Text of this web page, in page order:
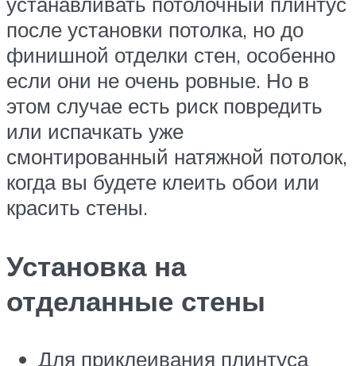
после установки потолка, но до
финишной отделки стен, особенно
если они не очень ровные. Но в
этом случае есть риск повредить
или испачкать уже
смонтированный натяжной потолок,
когда вы будете клеить обои или
красить стены.
Установка на
отделанные стены
Для приклеивания плинтуса